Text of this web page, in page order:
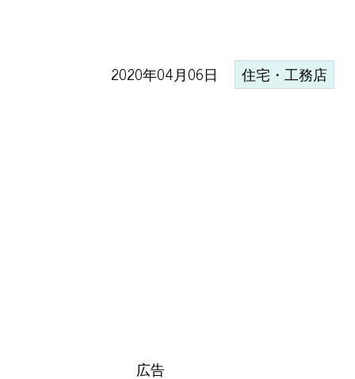
2020年04月06日 住宅・工務店
広告